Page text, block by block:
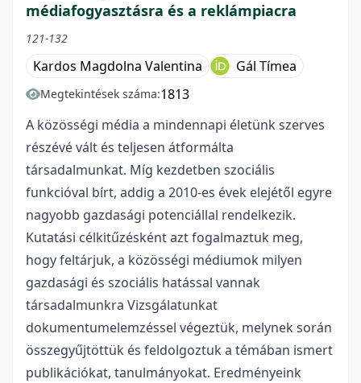
médiafogyasztásra és a reklámpiacra
121-132
Kardos Magdolna Valentina Gál Tímea
Megtekintések száma:1813
A közösségi média a mindennapi életünk szerves
részévé vált és teljesen átformálta
társadalmunkat. Míg kezdetben szociális
funkcióval bírt, addig a 2010-es évek elejétől egyre
nagyobb gazdasági potenciállal rendelkezik.
Kutatási célkitűzésként azt fogalmaztuk meg,
hogy feltárjuk, a közösségi médiumok milyen
gazdasági és szociális hatással vannak
társadalmunkra Vizsgálatunkat
dokumentumelemzéssel végeztük, melynek során
összegyűjtöttük és feldolgoztuk a témában ismert
publikációkat, tanulmányokat. Eredményeink